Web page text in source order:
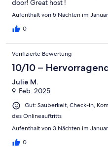
door! Great host !
Aufenthalt von 5 Nächten im
0
Verifizierte Bewertung
10/10 –
Julie M.
9. Feb. 2025
Gut: Sauberkeit, Check-in,
des Onlineauftritts
Aufenthalt von 3 Nächten im
0